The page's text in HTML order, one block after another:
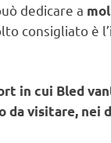
dedicare a
consigliato è
in cui Bled
da visitare, nei